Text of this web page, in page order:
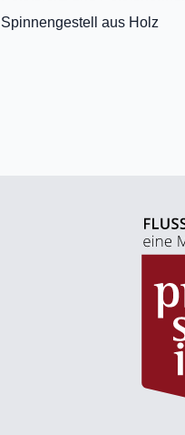
Spinnengestell aus Holz